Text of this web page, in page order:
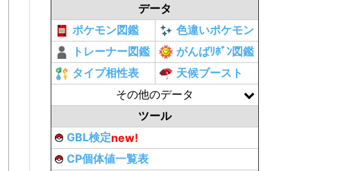
データ
ポケモン図鑑
色違いポケモン
トレーナー図鑑
がんばﾘﾎﾞﾝ図鑑
タイプ相性表
天候ブースト
その他のデータ
ツール
GBL検定new!
CP個体値一覧表